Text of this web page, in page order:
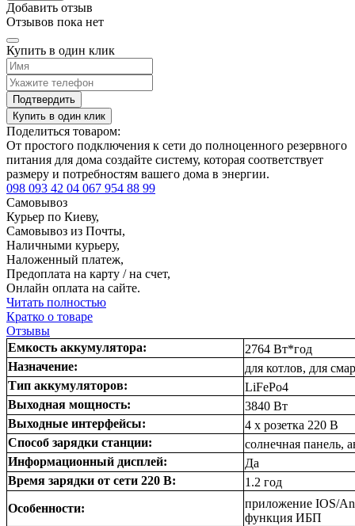
Добавить отзыв
Отзывов пока нет
Купить в один клик
Подтвердить
Купить в один клик
Поделиться товаром:
От простого подключения к сети до полноценного резервного
питания для дома создайте систему, которая соответствует
размеру и потребностям вашего дома в энергии.
098 093 42 04 067 954 88 99
Самовывоз
Курьер по Киеву,
Самовывоз из Почты,
Наличными курьеру,
Наложенный платеж,
Предоплата на карту / на счет,
Онлайн оплата на сайте.
Читать полностью
Кратко о товаре
Отзывы
Емкость аккумулятора:
2764 Вт*год
Назначение:
для котлов, для
Тип аккумуляторов:
LiFePo4
Выходная мощность:
3840 Вт
Выходные интерфейсы:
4 х розетка 220 В
Способ зарядки станции:
солнечная панель,
Информационный дисплей:
Да
Время зарядки от сети 220 В:
1.2 год
Особенности:
приложение IOS/
функция ИБП